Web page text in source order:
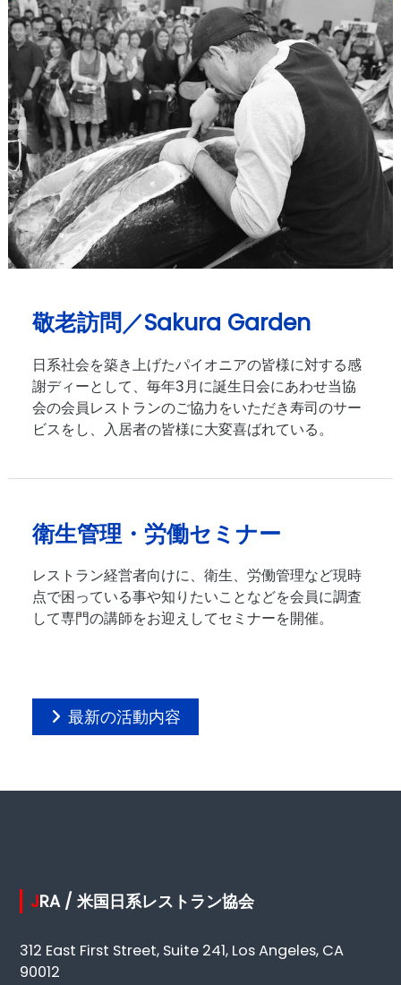
敬老訪問／Sakura Garden
日系社会を築き上げたパイオニアの皆様に対する感
謝ディーとして、毎年3月に誕生日会にあわせ当協
会の会員レストランのご協力をいただき寿司のサー
ビスをし、入居者の皆様に大変喜ばれている。
衛生管理・労働セミナー
レストラン経営者向けに、衛生、労働管理など現時
点で困っている事や知りたいことなどを会員に調査
して専門の講師をお迎えしてセミナーを開催。
最新の活動内容
JRA / 米国日系レストラン協会
312 East First Street, Suite 241, Los Angeles, CA
90012